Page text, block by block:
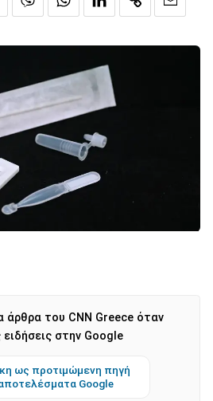
άρθρα του CNN Greece όταν
στην Google
ως προτιμώμενη πηγή
Google